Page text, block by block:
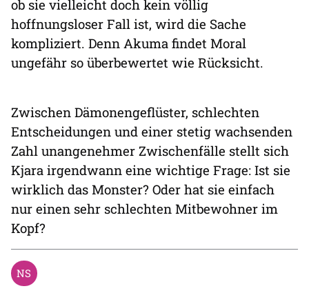
ob sie vielleicht doch kein völlig
hoffnungsloser Fall ist, wird die Sache
kompliziert. Denn Akuma findet Moral
ungefähr so überbewertet wie Rücksicht.
Zwischen Dämonengeflüster, schlechten
Entscheidungen und einer stetig wachsenden
Zahl unangenehmer Zwischenfälle stellt sich
Kjara irgendwann eine wichtige Frage: Ist sie
wirklich das Monster? Oder hat sie einfach
nur einen sehr schlechten Mitbewohner im
Kopf?